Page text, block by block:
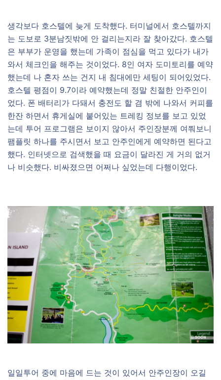
생각보다 호스텔에 늦게 도착했다. 터미널에서 호스텔까지
는 도보로 3분남짓밖에 안 걸리는지라 잘 찾아갔다. 호스텔
은 부부가 운영을 했는데 가족이 점심을 먹고 있다가 내가
와서 체크인을 해주는 것이었다. 8인 여자 도미토리를 예약
했는데 나 혼자 쓰는 건지 내 침대에만 세팅이 되어있었다.
호스텔 평점이 9.7이라 예약했는데 정말 친절한 안주인이
었다. 폰 배터리가 다돼서 충전도 할 겸 밖에 나와서 커피를
한잔 하면서 휴게실에 붙어있는 트레킹 정보를 보고 있었
는데 투어 프로그램은 보이지 않아서 주인장분께 여쭤보니
팸플릿 하나를 주시면서 보고 안주인에게 예약하면 된다고
했다. 인터넷으로 검색했을 때 요금이 달라진 게 거의 없거
나 비슷했다. 비싸졌으면 어쩌나 싶었는데 다행이었다.
일일투어 중에 마음에 드는 것이 있어서 안주인장이 오길